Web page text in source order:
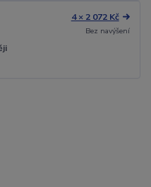
4 × 2 072 Kč
Bez navýšení